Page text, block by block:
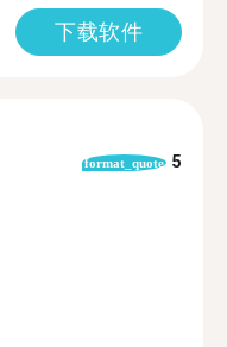
下载软件
format_quote 5